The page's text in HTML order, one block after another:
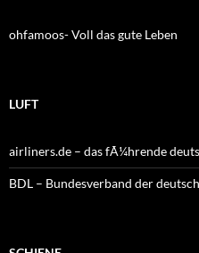
ohfamoos- Voll das gute Leben
LUFT
airliners.de – das fÃ¼hrende
BDL – Bundesverband der